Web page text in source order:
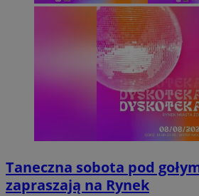
Taneczna sobota pod
zapraszają na Rynek